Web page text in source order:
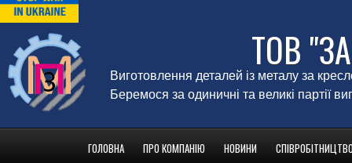
ТОВ
Виготовлення деталей із металу за
Беремося за одиничні та великі партії
ГОЛОВНА ПРО КОМПАНІЮ НОВИНИ